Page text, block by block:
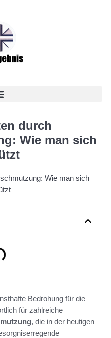
durch
Wie man sich
Bedrohung für die
für zahlreiche
, die in der heutigen